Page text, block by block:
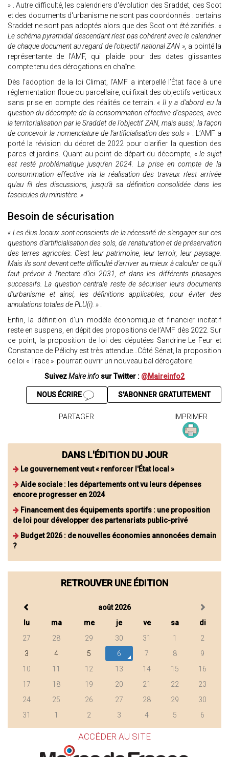
» . Autre difficulté, les calendriers d'évolution des Sraddet, des Scot
et des documents d'urbanisme ne sont pas coordonnés : certains
Sraddet ne sont pas adoptés alors que des Scot ont été zanifiés. «
Le schéma pyramidal descendant n'est pas cohérent avec le calendrier
de chaque document au regard de l'objectif national ZAN », a pointé la
représentante de l’AMF, qui plaide pour des dates glissantes
compte tenu des dérogations en chaîne.
Dès l’adoption de la loi Climat, l’AMF a interpellé l’État face à une
réglementation floue ou parcellaire, qui fixait des objectifs verticaux
sans prise en compte des réalités de terrain. « Il y a d’abord eu la
question du décompte de la consommation effective d'espaces, avec
la territorialisation par le Sraddet de l'objectif ZAN, mais aussi, la façon
de concevoir la nomenclature de l'artificialisation des sols » . L’AMF a
porté la révision du décret de 2022 pour clarifier la question des
parcs et jardins. Quant au point de départ du décompte, « le sujet
est resté problématique jusqu’en 2024. La prise en compte de la
consommation effective via la réalisation des travaux n'est arrivée
qu'au fil des discussions, jusqu’à sa définition consolidée dans les
fascicules du ministère. »
Besoin de sécurisation
« Les élus locaux sont conscients de la nécessité de s'engager sur ces
questions d'artificialisation des sols, de renaturation et de préservation
des terres agricoles. C'est leur patrimoine, leur terroir, leur paysage.
Mais ils sont devant cette difficulté d'arriver au mieux à calculer ce qu'il
faut prévoir à l'hectare d’ici 2031, et dans les différents phasages
successifs. La question centrale reste de sécuriser leurs documents
d'urbanisme et ainsi, les définitions applicables, pour éviter des
annulations totales de PLU(i). » .
Enfin, la définition d’un modèle économique et financier incitatif
reste en suspens, en dépit des propositions de l’AMF dès 2022. Sur
ce point, la proposition de loi des députées Sandrine Le Feur et
Constance de Pélichy est très attendue…Côté Sénat, la proposition
de loi « Trace » pourrait ouvrir un nouveau bal dérogatoire.
SuivezMaire info sur Twitter : @Maireinfo2
S'ABONNER GRATUITEMENT
NOUS ÉCRIRE
PARTAGER IMPRIMER
DANS L'ÉDITION DU JOUR
Le gouvernement veut « renforcer l'État local »
Aide sociale : les départements ont vu leurs dépenses
encore progresser en 2024
Financement des équipements sportifs : une proposition
de loi pour développer des partenariats public-privé
Budget 2026 : de nouvelles économies annoncées demain
?
RETROUVER UNE ÉDITION
août 2026
lu
ma me je ve sa
di
27
28 29 30 31 1
2
3
4 5 6 7 8
9
10
11 12 13 14 15
16
17
18 19 20 21 22
23
24
25 26 27 28 29
30
31
1 2 3 4 5 6
ACCÉDER AU SITE